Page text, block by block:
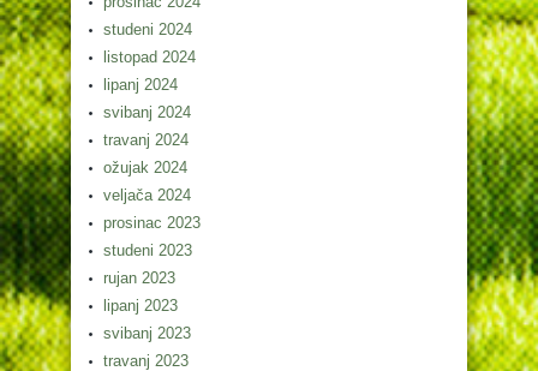
studeni 2024
listopad 2024
lipanj 2024
svibanj 2024
travanj 2024
ožujak 2024
veljača 2024
prosinac 2023
studeni 2023
rujan 2023
lipanj 2023
svibanj 2023
travanj 2023